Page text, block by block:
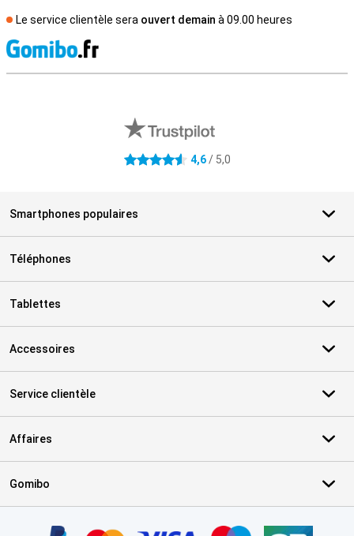
Le service clientèle sera ouvert demain à 09.00 heures
4.6 étoiles 4,6/ 5,0
Smartphones populaires
Téléphones
Tablettes
Accessoires
Service clientèle
Affaires
Gomibo